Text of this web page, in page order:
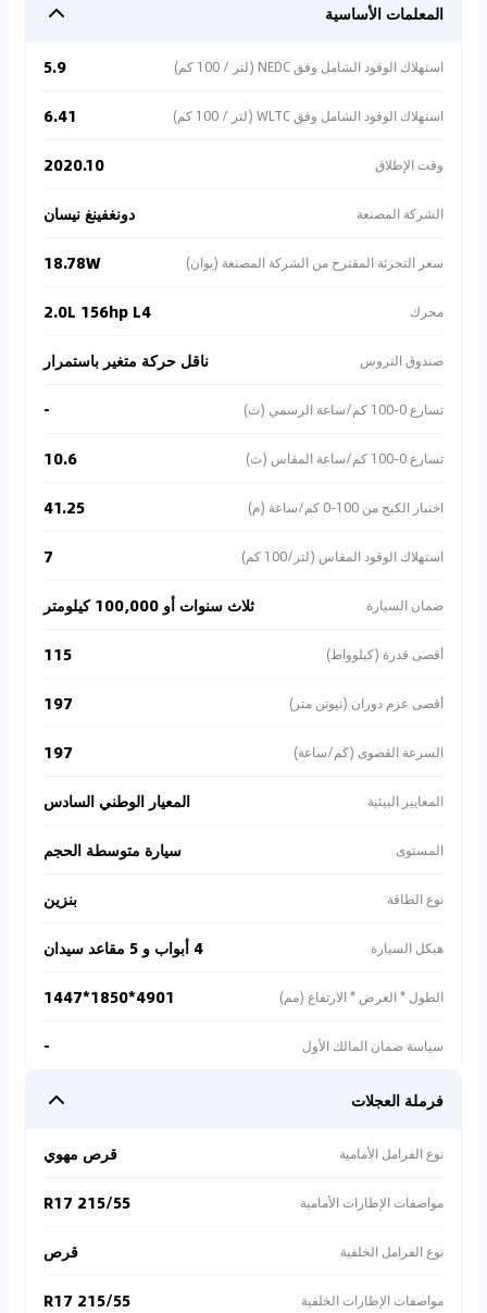
المعلمات الأساسية
استهلاك الوقود الشامل وفق NEDC (لتر / 100 كم) 5.9
استهلاك الوقود الشامل وفق WLTC (لتر / 100 كم) 6.41
وقت الإطلاق 2020.10
الشركة المصنعة دونغفينغ نيسان
سعر التجزئة المقترح من الشركة المصنعة (يوان) 18.78W
محرك 2.0L 156hp L4
صندوق التروس ناقل حركة متغير باستمرار
تسارع 0-100 كم/ساعة الرسمي (ث) -
تسارع 0-100 كم/ساعة المقاس (ث) 10.6
اختبار الكبح من 100-0 كم/ساعة (م) 41.25
استهلاك الوقود المقاس (لتر/100 كم) 7
ضمان السيارة ثلاث سنوات أو 100,000 كيلومتر
أقصى قدرة (كيلوواط) 115
أقصى عزم دوران (نيوتن متر) 197
السرعة القصوى (كم/ساعة) 197
المعايير البيئية المعيار الوطني السادس
المستوى سيارة متوسطة الحجم
نوع الطاقة بنزين
هيكل السيارة 4 أبواب و 5 مقاعد سيدان
الطول * العرض * الارتفاع (مم) 4901*1850*1447
سياسة ضمان المالك الأول -
فرملة العجلات
نوع الفرامل الأمامية قرص مهوي
مواصفات الإطارات الأمامية 215/55 R17
نوع الفرامل الخلفية قرص
مواصفات الإطارات الخلفية 215/55 R17